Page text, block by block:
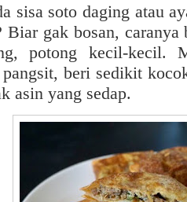
sisa soto daging atau
Biar gak bosan,
potong kecil-kecil.
beri sedikit
asin yang sedap.